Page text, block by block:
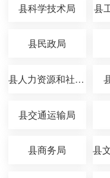
县科学技术局 县
县民政局
县人力资源和社会保障局
县交通运输局
县商务局